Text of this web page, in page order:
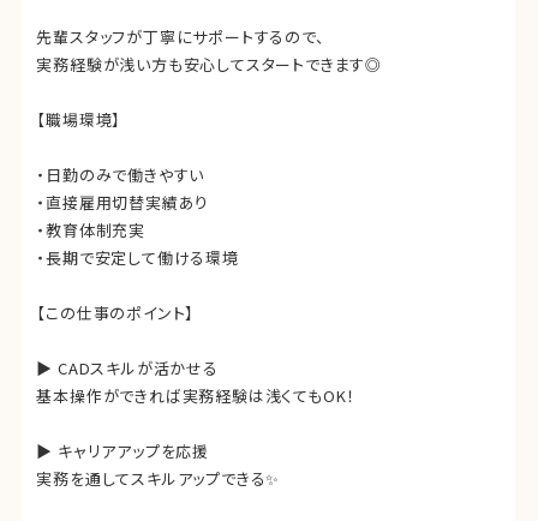
先輩スタッフが丁寧にサポートするので、
実務経験が浅い方も安心してスタートできます◎
【職場環境】
・日勤のみで働きやすい
・直接雇用切替実績あり
・教育体制充実
・長期で安定して働ける環境
【この仕事のポイント】
▶ CADスキルが活かせる
基本操作ができれば実務経験は浅くてもOK！
▶ キャリアアップを応援
実務を通してスキルアップできる✨